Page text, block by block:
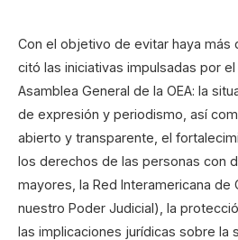
Con el objetivo de evitar haya más
citó las iniciativas impulsadas por
Asamblea General de la OEA: la
de expresión y periodismo, así
abierto y transparente, el
los derechos de las personas con
mayores, la Red Interamericana de
nuestro Poder Judicial), la
las implicaciones jurídicas sobre la